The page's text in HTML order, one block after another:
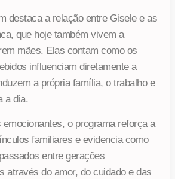
destaca a relação entre Gisele e as
que hoje também vivem a
mães. Elas contam como os
influenciam diretamente a
a própria família, o trabalho e
a dia.
emocionantes, o programa reforça a
familiares e evidencia como
entre gerações
através do amor, do cuidado e das